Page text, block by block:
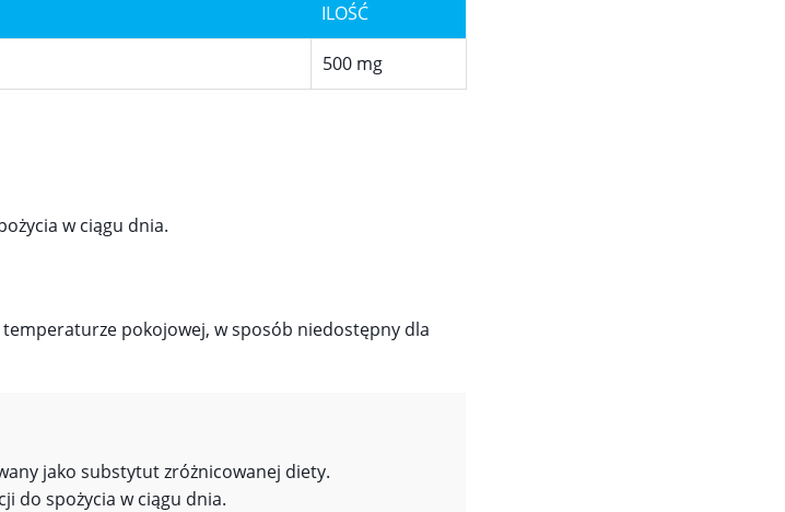
ILOŚĆ
500 mg
w ciągu dnia.
pokojowej, w sposób niedostępny dla
jako substytut zróżnicowanej diety.
do spożycia w ciągu dnia.